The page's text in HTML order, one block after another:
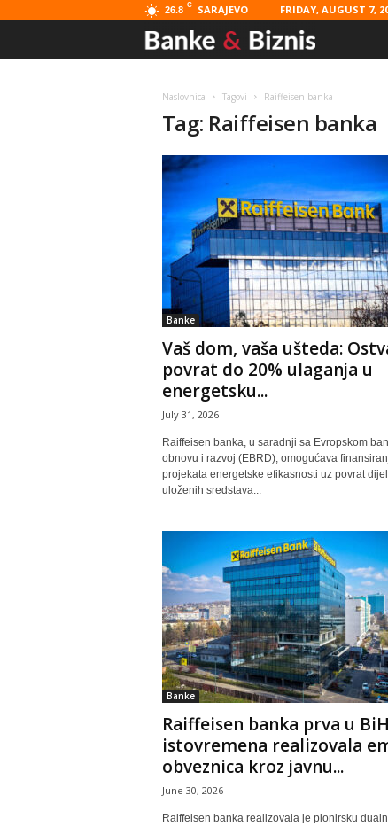
26.8 C SARAJEVO FRIDAY, AUGUST 7,
Biznis
Naslovnica Tagovi Raiffeisen banka
Tag: Raiffeisen banka
Banke
Vaš dom, vaša ušteda:
povrat do 20% ulaganja u
energetsku...
July 31, 2026
Raiffeisen banka, u saradnji sa Evropskom
obnovu i razvoj (EBRD), omogućava
projekata energetske efikasnosti uz povrat
uloženih sredstava...
Banke
Raiffeisen banka prva u BiH
istovremena realizovala
obveznica kroz javnu...
June 30, 2026
Raiffeisen banka realizovala je pionirsku